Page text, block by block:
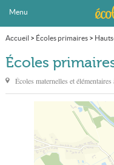
Menu
Accueil > Écoles primaires>
Écoles
Écoles maternelles et élémentaires